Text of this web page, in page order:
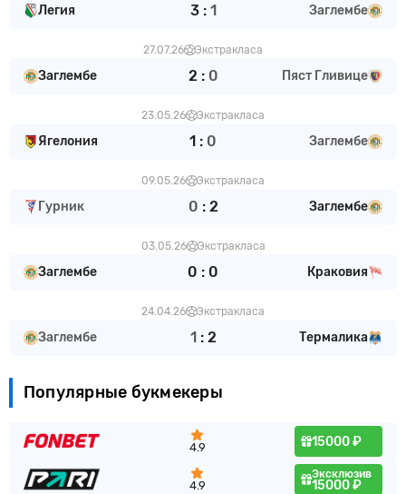
Легия 3: 1 Заглембе
27.07.26 Экстракласа
Заглембе 2 : 0 Пяст Гливице
23.05.26 Экстракласа
Ягелония 1 : 0 Заглембе
09.05.26 Экстракласа
Гурник 0 : 2 Заглембе
03.05.26 Экстракласа
Заглембе 0 : 0 Краковия
24.04.26 Экстракласа
Заглембе 1: 2 Термалика
Популярные букмекеры
4.9 15000 ₽
4.9
Эксклюзив
15000 ₽